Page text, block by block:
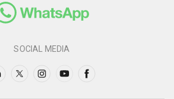
SOCIAL MEDIA